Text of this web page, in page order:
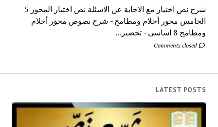
شرح نص اختيار مع الاجابة عن الاسئلة نص اختيار المحور 5
الخامس محور أحلام ومطامح - شرح نصوص محور أحلام
ومطامح 8 اساسي - تحضير...
Comments closed
LATEST POSTS